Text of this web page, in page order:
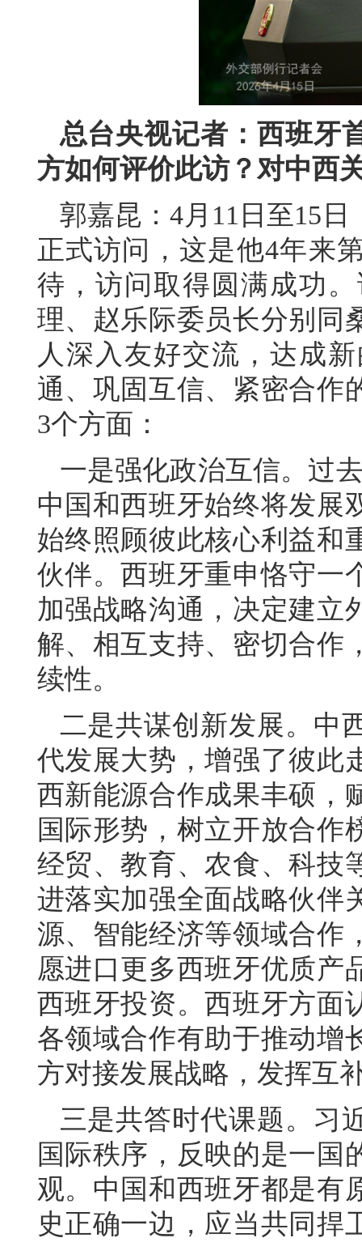
总台央视记者：西班牙
方如何评价此访？对中西
郭嘉昆：4月11日至15
正式访问，这是他4年来
待，访问取得圆满成功
理、赵乐际委员长分别同
人深入友好交流，达成
通、巩固互信、紧密合作
3个方面：
一是强化政治互信。过
中国和西班牙始终将发展
始终照顾彼此核心利益和
伙伴。西班牙重申恪守一
加强战略沟通，决定建立
解、相互支持、密切合作
续性。
二是共谋创新发展。中
代发展大势，增强了彼此
西新能源合作成果丰硕，
国际形势，树立开放合作
经贸、教育、农食、科技
进落实加强全面战略伙伴
源、智能经济等领域合作
愿进口更多西班牙优质产
西班牙投资。西班牙方面
各领域合作有助于推动增
方对接发展战略，发挥互
三是共答时代课题。习
国际秩序，反映的是一国
观。中国和西班牙都是有
史正确一边，应当共同捍